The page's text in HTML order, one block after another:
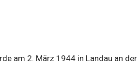
am 2. März 1944 in Landau an der